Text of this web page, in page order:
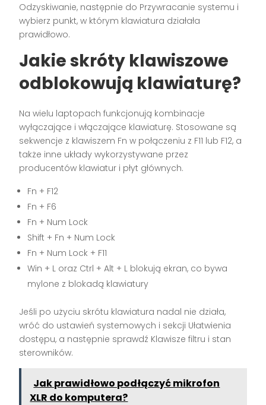
Odzyskiwanie, następnie do Przywracanie systemu i
wybierz punkt, w którym klawiatura działała
prawidłowo.
Jakie skróty klawiszowe
odblokowują klawiaturę?
Na wielu laptopach funkcjonują kombinacje
wyłączające i włączające klawiaturę. Stosowane są
sekwencje z klawiszem Fn w połączeniu z F11 lub F12, a
także inne układy wykorzystywane przez
producentów klawiatur i płyt głównych.
Fn + F12
Fn + F6
Fn + Num Lock
Shift + Fn + Num Lock
Fn + Num Lock + F11
Win + L oraz Ctrl + Alt + L blokują ekran, co bywa
mylone z blokadą klawiatury
Jeśli po użyciu skrótu klawiatura nadal nie działa,
wróć do ustawień systemowych i sekcji Ułatwienia
dostępu, a następnie sprawdź Klawisze filtru i stan
sterowników.
Jak prawidłowo podłączyć mikrofon
XLR do komputera?